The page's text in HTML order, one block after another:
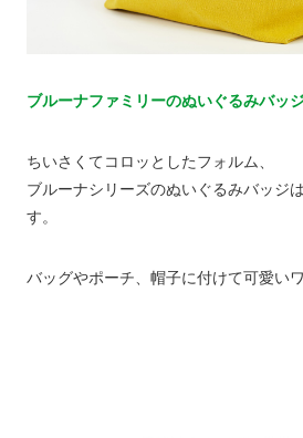
ブルーナファミリーのぬいぐるみバッ
ちいさくてコロッとしたフォルム、
ブルーナシリーズのぬいぐるみバッジ
す。
バッグやポーチ、帽子に付けて可愛い